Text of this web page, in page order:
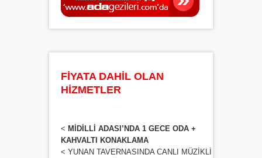
FİYATA DAHİL OLAN
HİZMETLER
< MİDİLLİ ADASI’NDA 1 GECE ODA +
KAHVALTI KONAKLAMA
< YUNAN TAVERNASINDA CANLI MÜZİKLİ